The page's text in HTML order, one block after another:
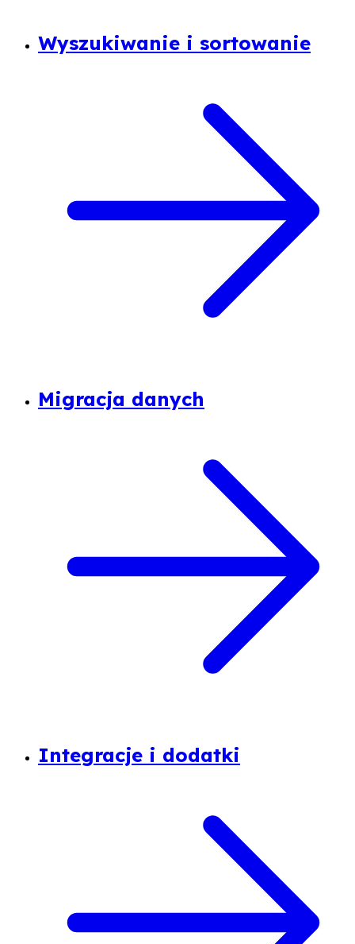
Wyszukiwanie i sortowanie
Migracja danych
Integracje i dodatki